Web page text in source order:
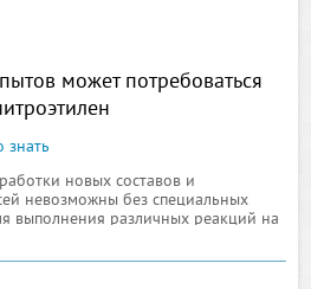
может потребоваться
знать
новых составов и
невозможны без специальных
выполнения различных реакций на
Но основная проблема